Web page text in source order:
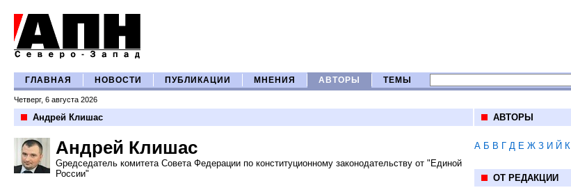
ГЛАВНАЯ НОВОСТИ ПУБЛИКАЦИИ МНЕНИЯ АВТОРЫ ТЕМЫ
Четверг, 6 августа 2026
Андрей Клишас
Андрей Клишас
Gредседатель комитета Совета Федерации по конституционному законодательству от "Единой
России"
АВТОРЫ
А Б В Г Д Е Ж З И Й К
ОТ РЕДАКЦИИ